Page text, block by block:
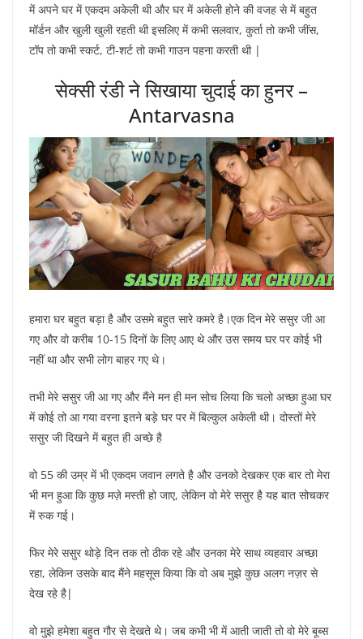
में अपने घर में एकदम अकेली थी और घर में अकेली होने की वजह से में बहुत
मॉर्डन और खुली खुली रहती थी इसलिए में कभी सलवार, कुर्ता तो कभी जींस,
टॉप तो कभी स्कर्ट, टी-शर्ट तो कभी गाउन पहना करती थी |
सेक्सी रंडी ने सिखाया चुदाई का हुनर –
Antarvasna
हमारा घर बहुत बड़ा है और उसमे बहुत सारे कमरे है।एक दिन मेरे ससुर जी आ
गए और वो करीब 10-15 दिनों के लिए आए थे और उस समय घर पर कोई भी
नहीं था और सभी लोग बाहर गए थे।
तभी मेरे ससुर जी आ गए और मैंने मन ही मन सोच लिया कि चलो अच्छा हुआ घर
में कोई तो आ गया वरना इतने बड़े घर पर में बिल्कुल अकेली थी। दोस्तों मेरे
ससुर जी दिखने में बहुत ही अच्छे है
वो 55 की उम्र में भी एकदम जवान लगते है और उनको देखकर एक बार तो मेरा
भी मन हुआ कि कुछ मज़े मस्ती हो जाए, लेकिन वो मेरे ससुर है यह बात सोचकर
में रुक गई।
फिर मेरे ससुर थोड़े दिन तक तो ठीक रहे और उनका मेरे साथ व्यहवार अच्छा
रहा, लेकिन उसके बाद मैंने महसूस किया कि वो अब मुझे कुछ अलग नज़र से
देख रहे है|
वो मुझे हमेशा बहुत गौर से देखते थे। जब कभी भी में आती जाती तो वो मेरे बूब्स